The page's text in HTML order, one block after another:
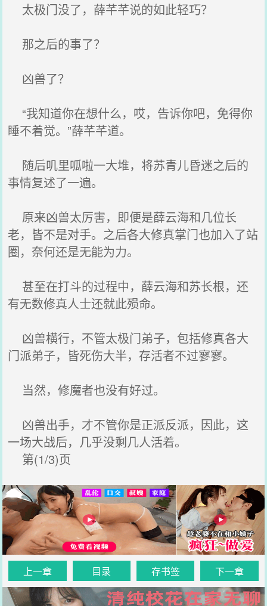
太极门没了，薛芊芊说的如此轻巧？
那之后的事了？
凶兽了？
“我知道你在想什么，哎，告诉你吧，免得你
睡不着觉。”薛芊芊道。
随后叽里呱啦一大堆，将苏青儿昏迷之后的
事情复述了一遍。
原来凶兽太厉害，即便是薛云海和几位长
老，皆不是对手。之后各大修真掌门也加入了站
圈，奈何还是无能为力。
甚至在打斗的过程中，薛云海和苏长根，还
有无数修真人士还就此殒命。
凶兽横行，不管太极门弟子，包括修真各大
门派弟子，皆死伤大半，存活者不过寥寥。
当然，修魔者也没有好过。
凶兽出手，才不管你是正派反派，因此，这
一场大战后，几乎没剩几人活着。
第(1/3)页
上一章 目录 存书签 下一章